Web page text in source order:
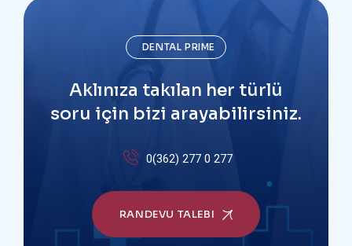
DENTAL PRIME
Aklınıza takılan her türlü
soru için bizi arayabilirsiniz.
0(362) 277 0 277
RANDEVU TALEBI